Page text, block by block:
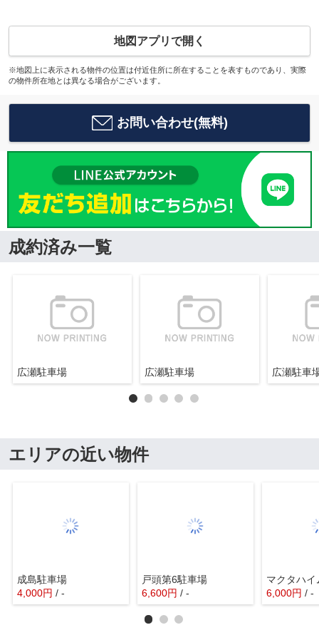
地図アプリで開く
※地図上に表示される物件の位置は付近住所に所在することを表すものであり、実際
の物件所在地とは異なる場合がございます。
お問い合わせ(無料)
成約済み一覧
広瀬駐車場 広瀬駐車場 広瀬駐車
エリアの近い物件
成島駐車場
4,000円 / -
戸頭第6駐車場
6,600円 / -
マクタハイ
6,000円 / -